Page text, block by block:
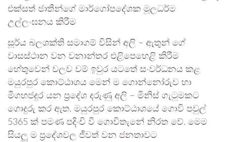
එක්සත් ජාතීන්ගේ මාර්ගෝපදේශක මූලධර්ම
උල්ලංඝනය කිරීම
සූර්ය බලශක්ති සමාගම් විසින් අලි – ඇතුන් ගේ
වාසස්ථාන වන වනාන්තර එළිපෙහෙළි කිරීම
හේතුවෙන් වලව වම් ඉවුර යටතේ සංවර්ධනය කළ
මයුරපුර කොට්ඨාශය මෙන් ම ගොන්නෝරුව හා
මීගහජදුර යන ප්‍රදේශ දරුණු අලි – මිනිස් ගැටුමකට
ගොදුරු කර ඇත. මයුරපුර කොට්ඨාශයේ ගොවි පවුල්
5365 ක් පමණ පදිංචි වී ගොවිතැනේ නිරත වේ. මෙම
සියලූ ම ප්‍රදේශවල ජීවත් වන ජනතාවට